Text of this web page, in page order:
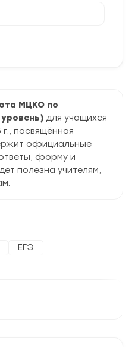
МЦКО по
для учащихся
г., посвящённая
официальные
форму и
полезна учителям,
ЕГЭ